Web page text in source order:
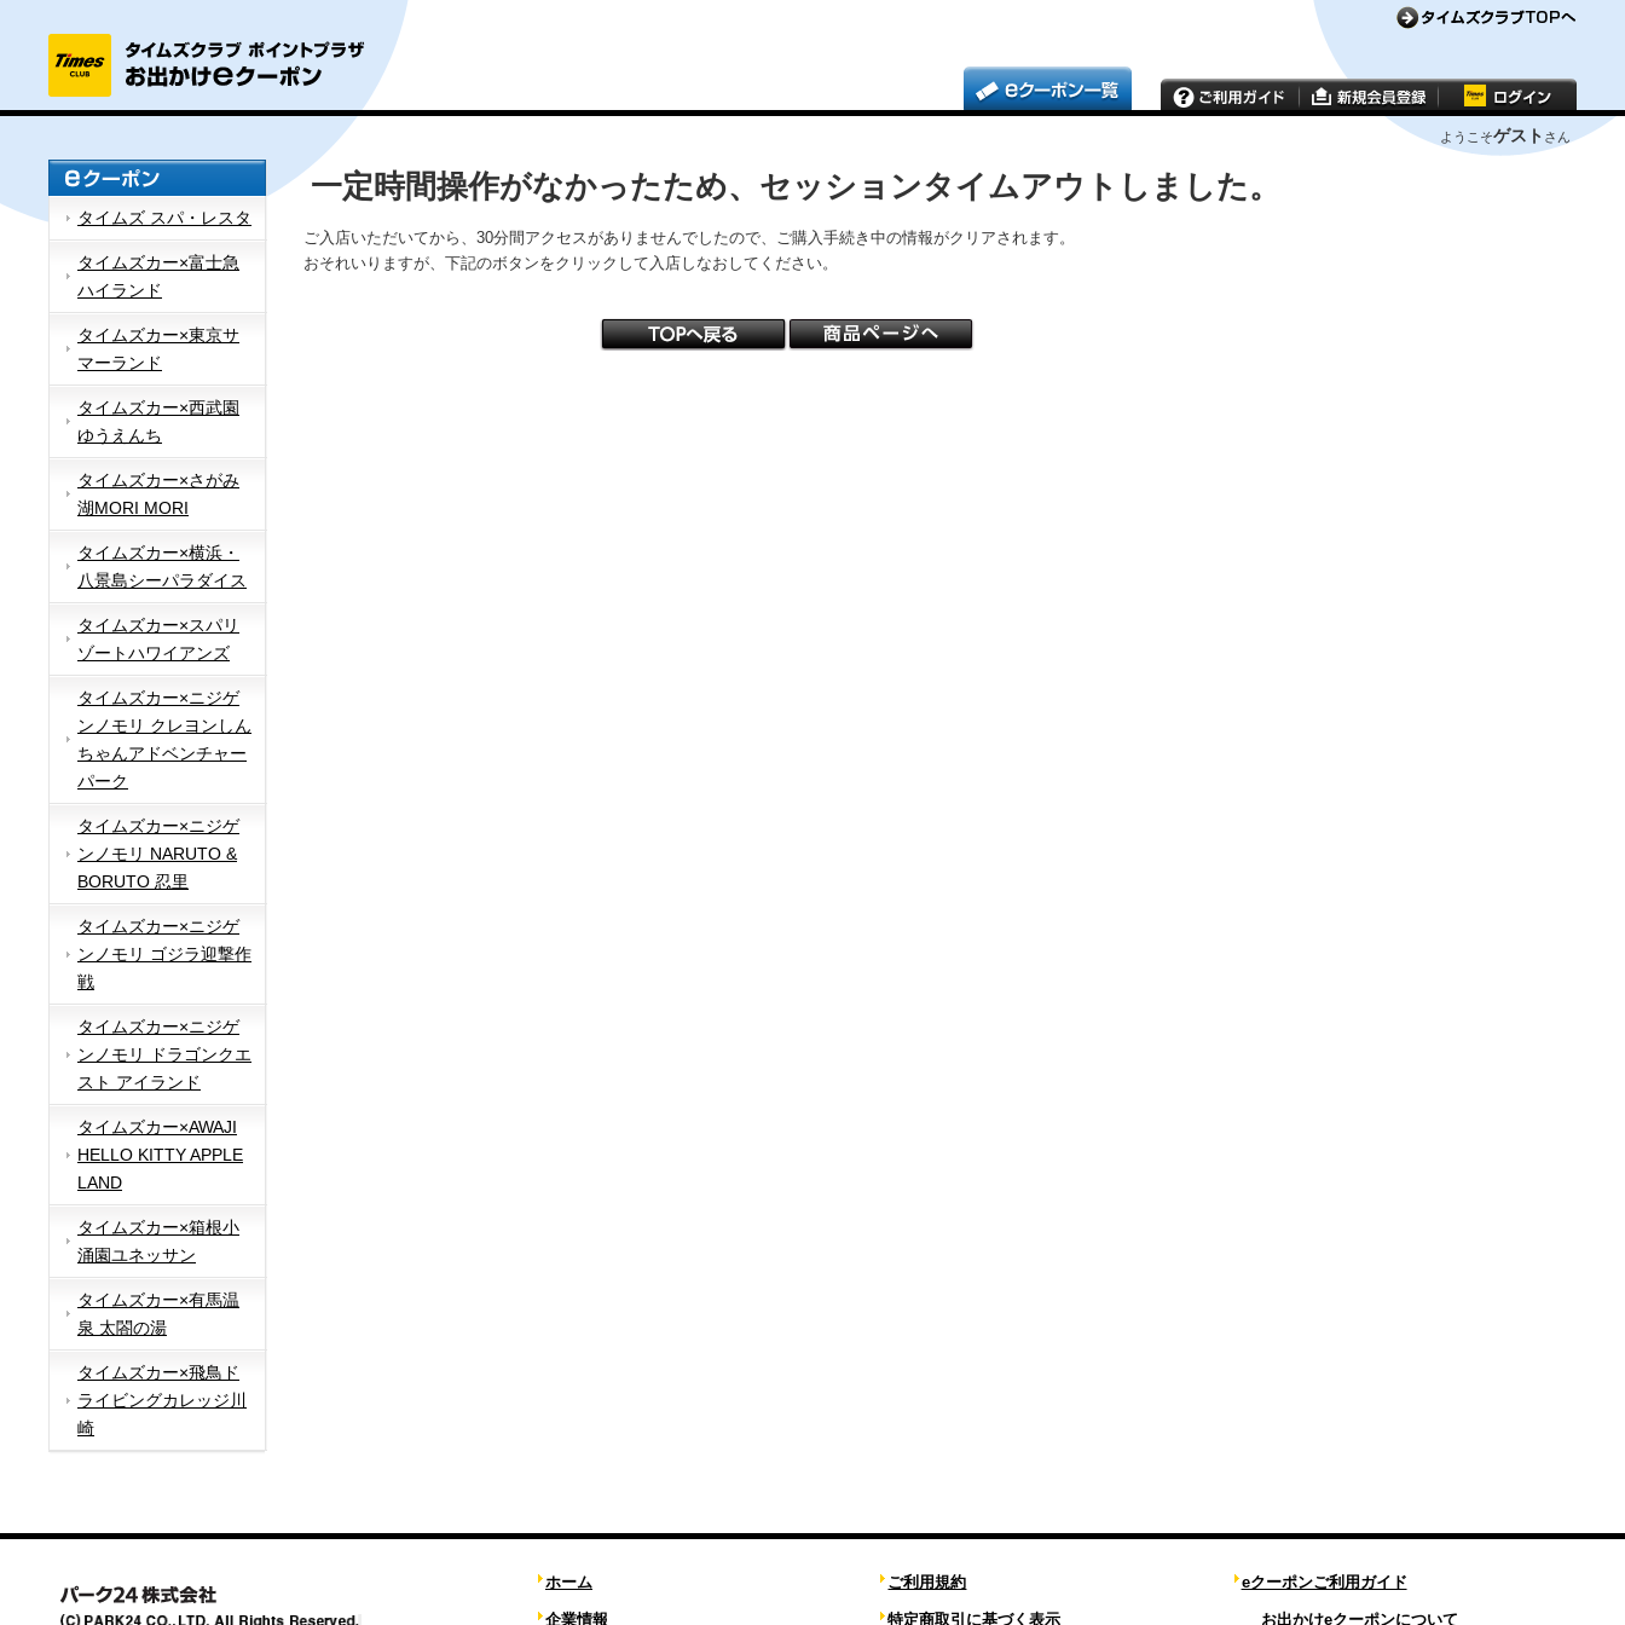
ようこそゲスト さん
タイムズ スパ・レスタ
タイムズカー×富士急
ハイランド
タイムズカー×東京サ
マーランド
タイムズカー×西武園
ゆうえんち
タイムズカー×さがみ
湖MORI MORI
タイムズカー×横浜・
八景島シーパラダイス
タイムズカー×スパリ
ゾートハワイアンズ
タイムズカー×ニジゲ
ンノモリ クレヨンしん
ちゃんアドベンチャー
パーク
タイムズカー×ニジゲ
ンノモリ NARUTO &
BORUTO 忍里
タイムズカー×ニジゲ
ンノモリ ゴジラ迎撃作
戦
タイムズカー×ニジゲ
ンノモリ ドラゴンクエ
スト アイランド
タイムズカー×AWAJI
HELLO KITTY APPLE
LAND
タイムズカー×箱根小
涌園ユネッサン
タイムズカー×有馬温
泉 太閤の湯
タイムズカー×飛鳥ド
ライビングカレッジ川
崎
一定時間操作がなかったため、セッションタイムアウトしました。
ご入店いただいてから、30分間アクセスがありませんでしたので、ご購入手続き中の情報がクリアされます。
おそれいりますが、下記のボタンをクリックして入店しなおしてください。
ホーム
企業情報
ご利用規約
特定商取引に基づく表示
eクーポンご利用ガイド
お出かけeクーポンについて